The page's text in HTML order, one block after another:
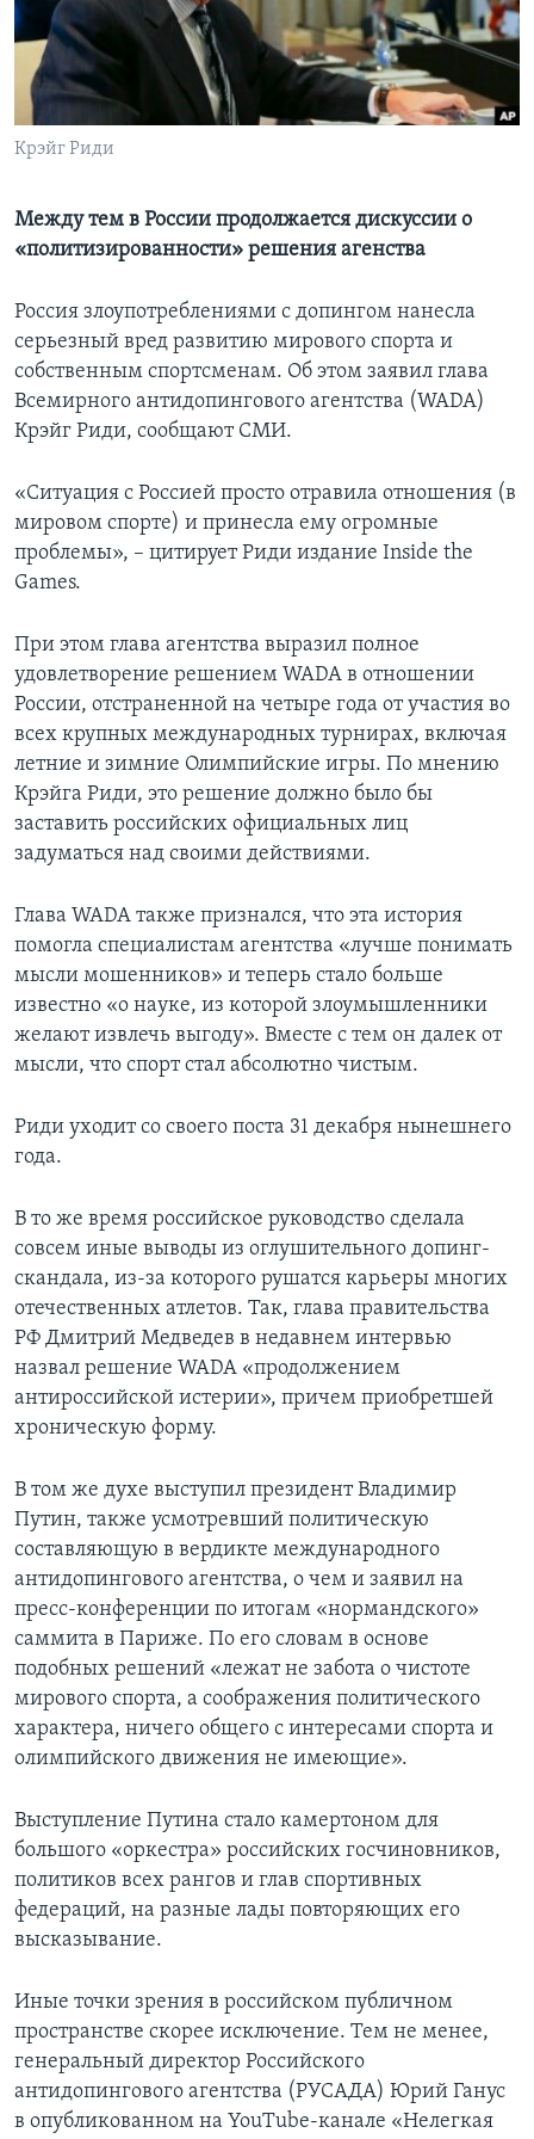
Learning English
СОЦИАЛЬНЫЕ СЕТИ
Языки
Крэйг Риди
Между тем в России продолжается дискуссии о
«политизированности» решения агенства
Россия злоупотреблениями с допингом нанесла
серьезный вред развитию мирового спорта и
собственным спортсменам. Об этом заявил глава
Всемирного антидопингового агентства (WADA)
Крэйг Риди, сообщают СМИ.
«Ситуация с Россией просто отравила отношения (в
мировом спорте) и принесла ему огромные
проблемы», – цитирует Риди издание Inside the
Games.
При этом глава агентства выразил полное
удовлетворение решением WADA в отношении
России, отстраненной на четыре года от участия во
всех крупных международных турнирах, включая
летние и зимние Олимпийские игры. По мнению
Крэйга Риди, это решение должно было бы
заставить российских официальных лиц
задуматься над своими действиями.
Глава WADA также признался, что эта история
помогла специалистам агентства «лучше понимать
мысли мошенников» и теперь стало больше
известно «о науке, из которой злоумышленники
желают извлечь выгоду». Вместе с тем он далек от
мысли, что спорт стал абсолютно чистым.
Риди уходит со своего поста 31 декабря нынешнего
года.
В то же время российское руководство сделала
совсем иные выводы из оглушительного допинг-
скандала, из-за которого рушатся карьеры многих
отечественных атлетов. Так, глава правительства
РФ Дмитрий Медведев в недавнем интервью
назвал решение WADA «продолжением
антироссийской истерии», причем приобретшей
хроническую форму.
В том же духе выступил президент Владимир
Путин, также усмотревший политическую
составляющую в вердикте международного
антидопингового агентства, о чем и заявил на
пресс-конференции по итогам «нормандского»
саммита в Париже. По его словам в основе
подобных решений «лежат не забота о чистоте
мирового спорта, а соображения политического
характера, ничего общего с интересами спорта и
олимпийского движения не имеющие».
Выступление Путина стало камертоном для
большого «оркестра» российских госчиновников,
политиков всех рангов и глав спортивных
федераций, на разные лады повторяющих его
высказывание.
Иные точки зрения в российском публичном
пространстве скорее исключение. Тем не менее,
генеральный директор Российского
антидопингового агентства (РУСАДА) Юрий Ганус
в опубликованном на YouTube-канале «Нелегкая